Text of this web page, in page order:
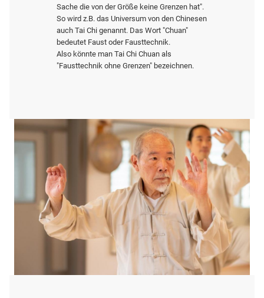
Sache die von der Größe keine Grenzen hat".
So wird z.B. das Universum von den Chinesen
auch Tai Chi genannt. Das Wort "Chuan"
bedeutet Faust oder Fausttechnik.
Also könnte man Tai Chi Chuan als
"Fausttechnik ohne Grenzen" bezeichnen.